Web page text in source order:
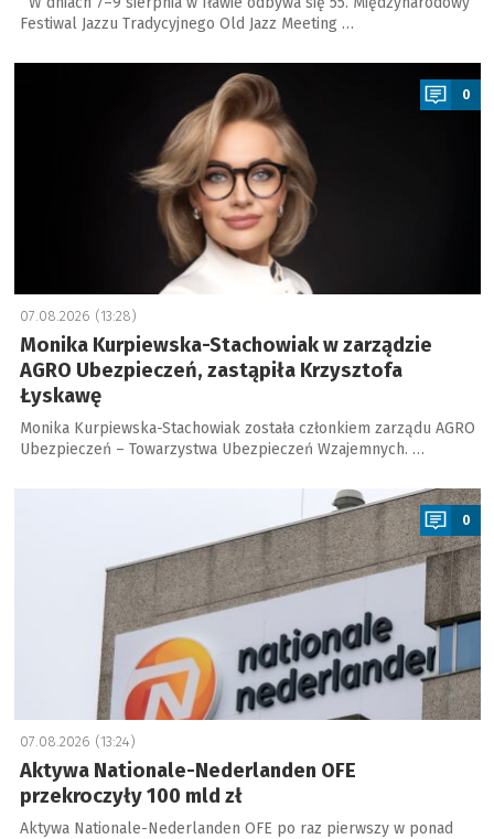
Festiwal Jazzu Tradycyjnego Old Jazz Meeting …
a
0
07.08.2026 (13:28)
Monika Kurpiewska-Stachowiak w zarządzie
AGRO Ubezpieczeń, zastąpiła Krzysztofa
Łyskawę
Monika Kurpiewska-Stachowiak została członkiem zarządu AGRO
Ubezpieczeń – Towarzystwa Ubezpieczeń Wzajemnych. …
0
07.08.2026 (13:24)
Aktywa Nationale-Nederlanden OFE
przekroczyły 100 mld zł
Aktywa Nationale-Nederlanden OFE po raz pierwszy w ponad